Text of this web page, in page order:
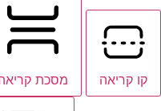
קו קריאה מסכת